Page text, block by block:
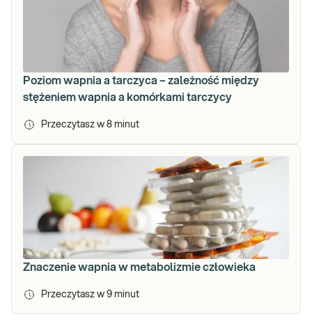
Poziom wapnia a tarczyca – zależność między
stężeniem wapnia a komórkami tarczycy
Przeczytasz w 8 minut
Znaczenie wapnia w metabolizmie człowieka
Przeczytasz w 9 minut